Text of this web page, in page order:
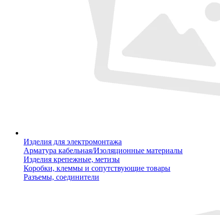
Изделия для электромонтажа
Арматура кабельная/Изоляционные материалы
Изделия крепежные, метизы
Коробки, клеммы и сопутствующие товары
Разъемы, соединители